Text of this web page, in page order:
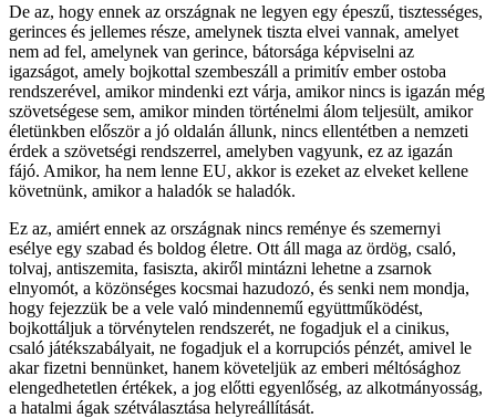
De az, hogy ennek az országnak ne legyen egy épeszű, tisztességes,
gerinces és jellemes része, amelynek tiszta elvei vannak, amelyet
nem ad fel, amelynek van gerince, bátorsága képviselni az
igazságot, amely bojkottal szembeszáll a primitív ember ostoba
rendszerével, amikor mindenki ezt várja, amikor nincs is igazán még
szövetségese sem, amikor minden történelmi álom teljesült, amikor
életünkben először a jó oldalán állunk, nincs ellentétben a nemzeti
érdek a szövetségi rendszerrel, amelyben vagyunk, ez az igazán
fájó. Amikor, ha nem lenne EU, akkor is ezeket az elveket kellene
követnünk, amikor a haladók se haladók.
Ez az, amiért ennek az országnak nincs reménye és szemernyi
esélye egy szabad és boldog életre. Ott áll maga az ördög, csaló,
tolvaj, antiszemita, fasiszta, akiről mintázni lehetne a zsarnok
elnyomót, a közönséges kocsmai hazudozó, és senki nem mondja,
hogy fejezzük be a vele való mindennemű együttműködést,
bojkottáljuk a törvénytelen rendszerét, ne fogadjuk el a cinikus,
csaló játékszabályait, ne fogadjuk el a korrupciós pénzét, amivel le
akar fizetni bennünket, hanem követeljük az emberi méltósághoz
elengedhetetlen értékek, a jog előtti egyenlőség, az alkotmányosság,
a hatalmi ágak szétválasztása helyreállítását.